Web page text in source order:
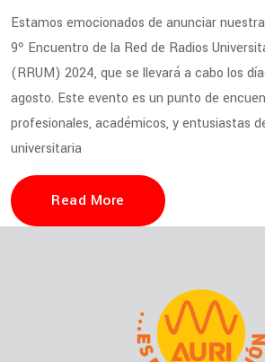
Estamos emocionados de anunciar
9º Encuentro de la Red de Radios
(RRUM) 2024, que se llevará a cabo los
agosto. Este evento es un punto de
profesionales, académicos, y entusiastas
universitaria
Read More